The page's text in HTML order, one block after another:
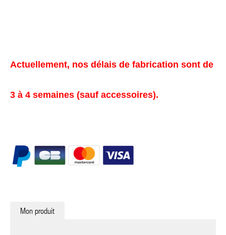
Actuellement, nos délais de fabrication sont de
3 à 4 semaines (sauf accessoires).
Mon produit